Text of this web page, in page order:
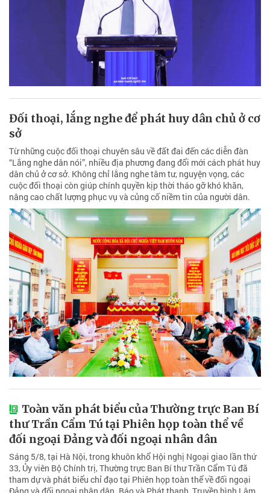
Đối thoại, lắng nghe để phát huy dân chủ ở cơ
sở
Từ những cuộc đối thoại chuyên sâu về đất đai đến các diễn đàn
“Lắng nghe dân nói”, nhiều địa phương đang đổi mới cách phát huy
dân chủ ở cơ sở. Không chỉ lắng nghe tâm tư, nguyện vọng, các
cuộc đối thoại còn giúp chính quyền kịp thời tháo gỡ khó khăn,
nâng cao chất lượng phục vụ và củng cố niềm tin của người dân.
Toàn văn phát biểu của Thường trực Ban Bí
thư Trần Cẩm Tú tại Phiên họp toàn thể về
đối ngoại Đảng và đối ngoại nhân dân
Sáng 5/8, tại Hà Nội, trong khuôn khổ Hội nghị Ngoại giao lần thứ
33, Ủy viên Bộ Chính trị, Thường trực Ban Bí thư Trần Cẩm Tú đã
tham dự và phát biểu chỉ đạo tại Phiên họp toàn thể về đối ngoại